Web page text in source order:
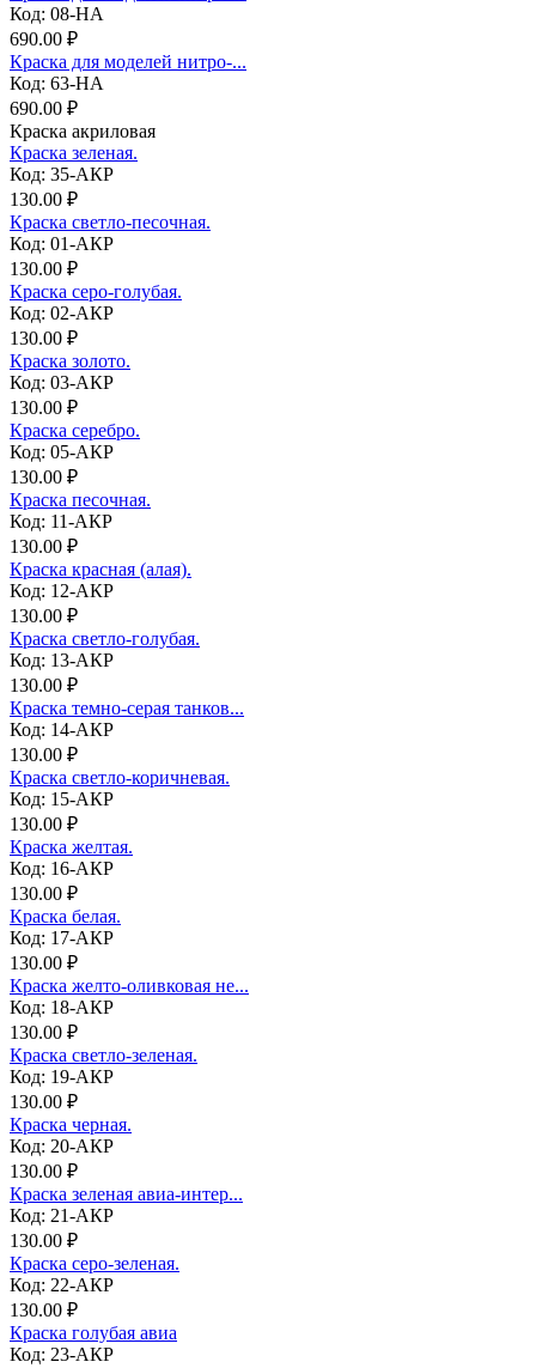
Код: 08-НА
690.00 ₽
Краска для моделей нитро-...
Код: 63-НА
690.00 ₽
Краска акриловая
Краска зеленая.
Код: 35-АКР
130.00 ₽
Краска светло-песочная.
Код: 01-АКР
130.00 ₽
Краска серо-голубая.
Код: 02-АКР
130.00 ₽
Краска золото.
Код: 03-АКР
130.00 ₽
Краска серебро.
Код: 05-АКР
130.00 ₽
Краска песочная.
Код: 11-АКР
130.00 ₽
Краска красная (алая).
Код: 12-АКР
130.00 ₽
Краска светло-голубая.
Код: 13-АКР
130.00 ₽
Краска темно-серая танков...
Код: 14-АКР
130.00 ₽
Краска светло-коричневая.
Код: 15-АКР
130.00 ₽
Краска желтая.
Код: 16-АКР
130.00 ₽
Краска белая.
Код: 17-АКР
130.00 ₽
Краска желто-оливковая не...
Код: 18-АКР
130.00 ₽
Краска светло-зеленая.
Код: 19-АКР
130.00 ₽
Краска черная.
Код: 20-АКР
130.00 ₽
Краска зеленая авиа-интер...
Код: 21-АКР
130.00 ₽
Краска серо-зеленая.
Код: 22-АКР
130.00 ₽
Краска голубая авиа
Код: 23-АКР